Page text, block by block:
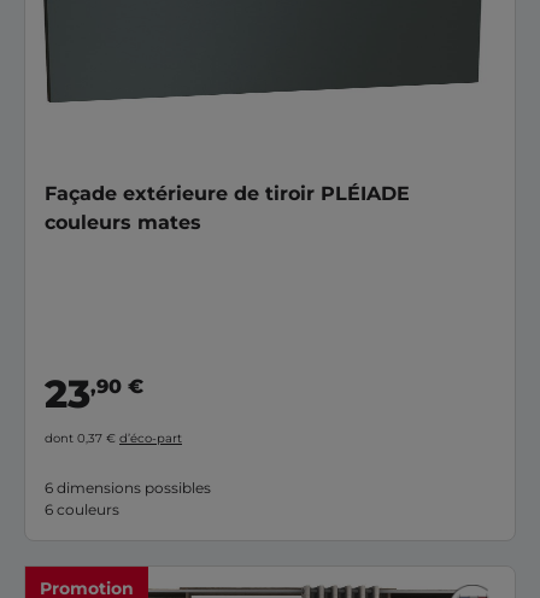
Façade extérieure de tiroir PLÉIADE
couleurs mates
23,90 €
dont 0,37 € d’éco-part
6 dimensions possibles
6 couleurs
Promotion